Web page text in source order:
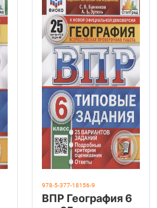
978-5-377-18156-9
ВПР География 6